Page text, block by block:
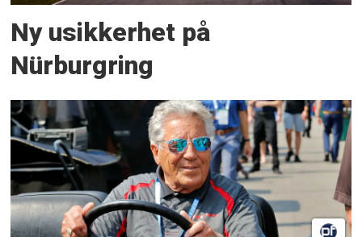
Ny usikkerhet på
Nürburgring